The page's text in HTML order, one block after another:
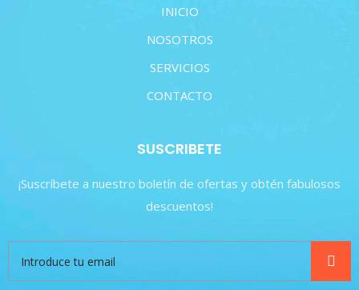
INICIO
NOSOTROS
SERVICIOS
CONTACTO
SUSCRIBETE
¡Suscríbete a nuestro boletín de ofertas y obtén fabulosos
descuentos!